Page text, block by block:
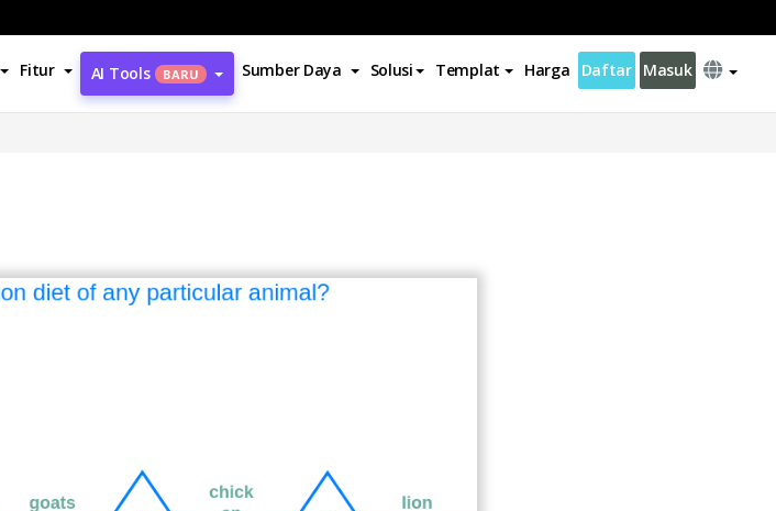
Fitur AI Tools BARU Sumber Daya Solusi Templat Harga Daftar Masuk